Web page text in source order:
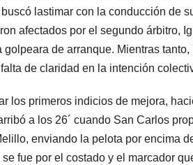
lastimar con la conducción de
afectados por el segundo árbitro,
de arranque. Mientras tanto,
de claridad en la intención
los primeros indicios de mejora,
a los 26´ cuando San Carlos
enviando la pelota por encima
fue por el costado y el marcador